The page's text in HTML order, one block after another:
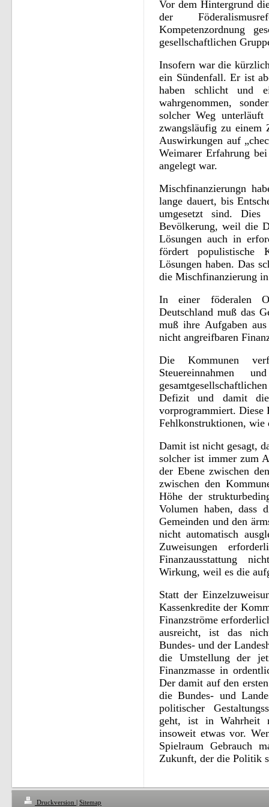
Vor dem Hintergrund
der
Kompetenzordnung
gesellschaftlichen
Insofern war die
ein Sündenfall. Er ist
haben schlicht und
wahrgenommen,
solcher Weg
zwangsläufig zu einem
Auswirkungen auf
Weimarer Erfahrung
angelegt war.
Mischfinanzierungn
lange dauert, bis
umgesetzt sind.
Bevölkerung, weil die
Lösungen auch in
fördert populistische
Lösungen haben. Das
die Mischfinanzierung
In einer föderalen
Deutschland muß das
muß ihre Aufgaben
nicht angreifbaren
Die Kommunen
Defizit und damit
vorprogrammiert. Diese
Fehlkonstruktionen,
Damit ist nicht gesagt,
solcher ist immer zum
der Ebene zwischen
zwischen den
Höhe der
Volumen haben, dass
Gemeinden und den
nicht automatisch
Zuweisungen
Finanzausstattung
Wirkung, weil es die
Statt der
Kassenkredite der
Finanzströme
ausreicht, ist das
Bundes- und der
die Umstellung der
Finanzmasse in
Der damit auf den
die Bundes- und
politischer
geht, ist in Wahrheit
insoweit etwas vor.
Spielraum Gebrauch
Zukunft, der die Politik
Druckversion | Sitemap